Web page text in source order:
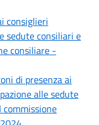
consiglieri
sedute consiliari e
consiliare -
di presenza ai
alle sedute